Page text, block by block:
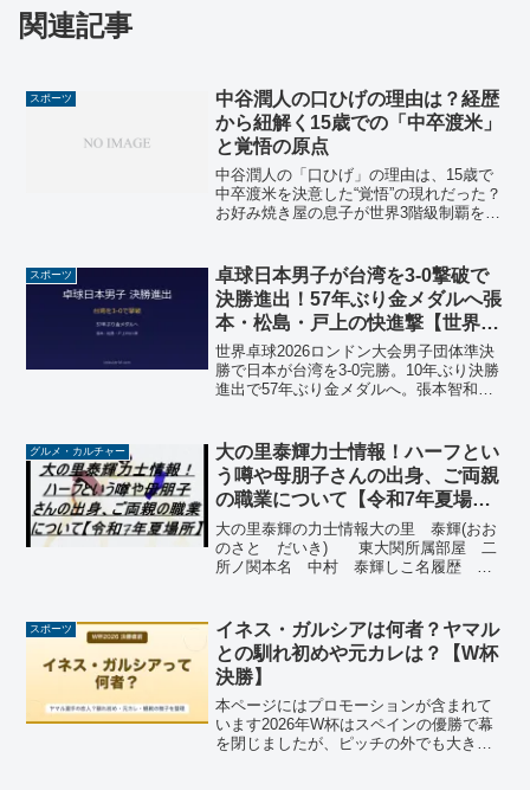
関連記事
スポーツ
中谷潤人の口ひげの理由は？経歴
から紐解く15歳での「中卒渡米」
と覚悟の原点
中谷潤人の「口ひげ」の理由は、15歳で
中卒渡米を決意した“覚悟”の現れだった？
お好み焼き屋の息子が世界3階級制覇を成
「情熱大陸」でも話題の彼の原点と最新
戦績に迫ります。
スポーツ
卓球日本男子が台湾を3-0撃破で
決勝進出！57年ぶり金メダルへ張
本・松島・戸上の快進撃【世界卓
球2026】
世界卓球2026ロンドン大会男子団体準決
勝で日本が台湾を3-0完勝。10年ぶり決勝
進出で57年ぶり金メダルへ。張本智和・
グルメ・カルチャー
大の里泰輝力士情報！ハーフとい
う噂や母朋子さんの出身、ご両親
の職業について【令和7年夏場
所】
大の里泰輝の力士情報大の里 泰輝(おお
のさと だいき) 東大関所属部屋 二
所ノ関本名 中村 泰輝しこ名履歴 大
県河北郡津幡町身長 192.0ｃｍ体重
1...
スポーツ
イネス・ガルシアは何者？ヤマル
との馴れ初めや元カレは？【W杯
決勝】
本ページにはプロモーションが含まれて
います2026年W杯はスペインの優勝で幕
を閉じましたが、ピッチの外でも大きな